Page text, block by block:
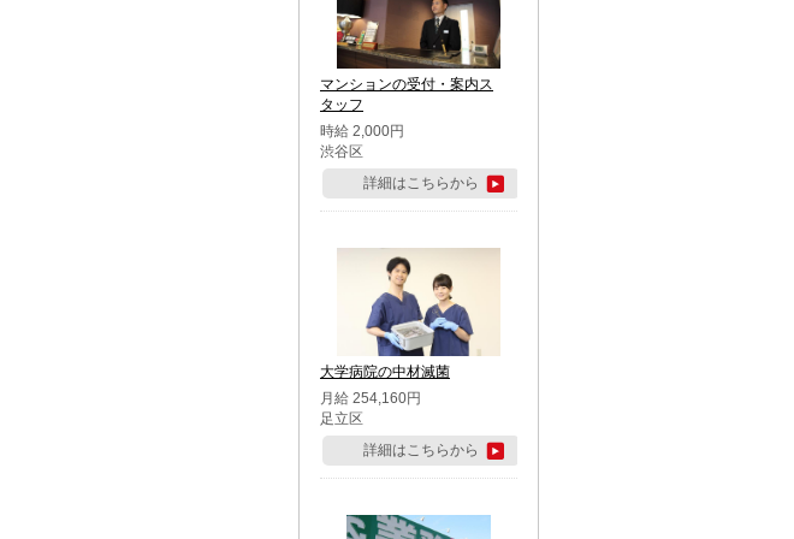
マンションの受付・案内ス
タッフ
時給 2,000円
渋谷区
詳細はこちらから
大学病院の中材滅菌
月給 254,160円
足立区
詳細はこちらから